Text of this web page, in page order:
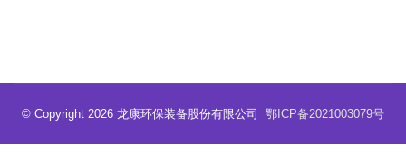
© Copyright 2026 龙康环保装备股份有限公司 鄂ICP备2021003079号